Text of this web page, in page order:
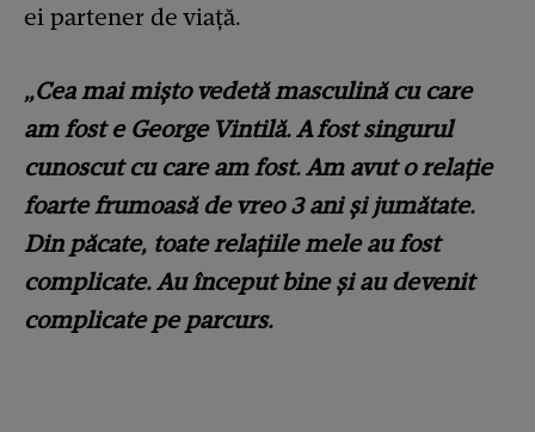
ei partener de viață.
„Cea mai mişto vedetă masculină cu care
am fost e George Vintilă. A fost singurul
cunoscut cu care am fost. Am avut o relaţie
foarte frumoasă de vreo 3 ani şi jumătate.
Din păcate, toate relaţiile mele au fost
complicate. Au început bine şi au devenit
complicate pe parcurs.